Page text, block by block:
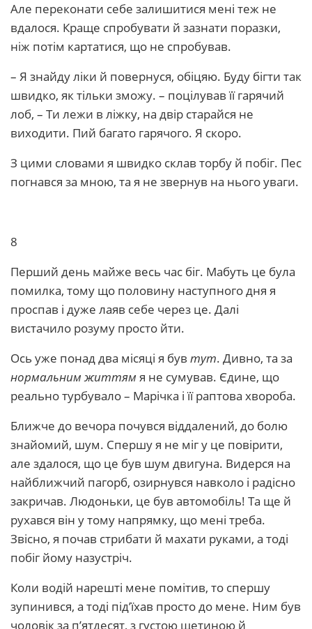
Але переконати себе залишитися мені теж не
вдалося. Краще спробувати й зазнати поразки,
ніж потім картатися, що не спробував.
– Я знайду ліки й повернуся, обіцяю. Буду бігти так
швидко, як тільки зможу. – поцілував її гарячий
лоб, – Ти лежи в ліжку, на двір старайся не
виходити. Пий багато гарячого. Я скоро.
З цими словами я швидко склав торбу й побіг. Пес
погнався за мною, та я не звернув на нього уваги.
8
Перший день майже весь час біг. Мабуть це була
помилка, тому що половину наступного дня я
проспав і дуже лаяв себе через це. Далі
вистачило розуму просто йти.
Ось уже понад два місяці я був тут. Дивно, та за
нормальним життям я не сумував. Єдине, що
реально турбувало – Марічка і її раптова хвороба.
Ближче до вечора почувся віддалений, до болю
знайомий, шум. Спершу я не міг у це повірити,
але здалося, що це був шум двигуна. Видерся на
найближчий пагорб, озирнувся навколо і радісно
закричав. Людоньки, це був автомобіль! Та ще й
рухався він у тому напрямку, що мені треба.
Звісно, я почав стрибати й махати руками, а тоді
побіг йому назустріч.
Коли водій нарешті мене помітив, то спершу
зупинився, а тоді під’їхав просто до мене. Ним був
чоловік за п’ятдесят, з густою щетиною й